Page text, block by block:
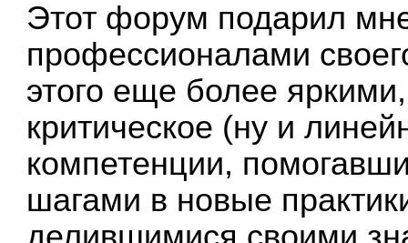
Этот форум подарил
профессионалами
этого еще более
критическое (ну и
компетенции,
шагами в новые